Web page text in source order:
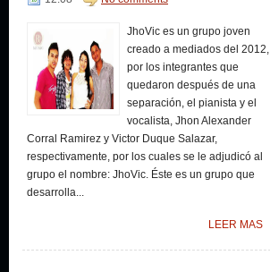
JhoVic es un grupo joven
creado a mediados del 2012,
por los integrantes que
quedaron después de una
separación, el pianista y el
vocalista, Jhon Alexander
Corral Ramirez y Victor Duque Salazar,
respectivamente, por los cuales se le adjudicó al
grupo el nombre: JhoVic. Éste es un grupo que
desarrolla...
LEER MAS